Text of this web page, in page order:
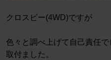
クロスビー(4WD)ですが
色々と調べ上げて自己責任
取付ました。